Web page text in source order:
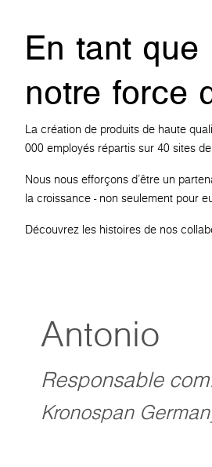
En tant
notre force
La création de produits de haute
000 employés répartis sur 40 sites
Nous nous efforçons d'être un
la croissance - non seulement pour
Découvrez les histoires de nos
Antonio
Responsable
Kronospan